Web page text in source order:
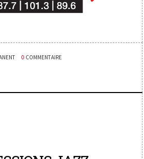
0 COMMENTAIRE